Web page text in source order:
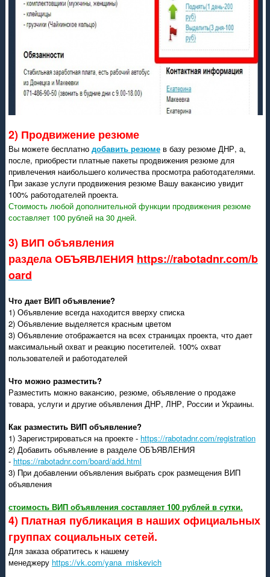
2) Продвижение резюме
Вы можете бесплатно добавить резюмев базу резюме ДНР, а,
после, приобрести платные пакеты продвижения резюме для
привлечения наибольшего количества просмотра работодателями.
При заказе услуги продвижения резюме Вашу вакансию увидит
100% работодателей проекта.
Стоимость любой дополнительной функции продвижения резюме
составляет 100 рублей на 30 дней.
3) ВИП объявления
раздела ОБЪЯВЛЕНИЯ https://rabotadnr.com/b
oard
Что дает ВИП объявление?
1) Объявление всегда находится вверху списка
2) Объявление выделяется красным цветом
3) Объявление отображается на всех страницах проекта, что дает
максимальный охват и реакцию посетителей. 100% охват
пользователей и работодателей
Что можно разместить?
Разместить можно вакансию, резюме, объявление о продаже
товара, услуги и другие объявления ДНР, ЛНР, России и Украины.
Как разместить ВИП объявление?
1) Зарегистрироваться на проекте - https://rabotadnr.com/registration
2) Добавить объявление в разделе ОБЪЯВЛЕНИЯ
- https://rabotadnr.com/board/add.html
3) При добавлении объявления выбрать срок размещения ВИП
объявления
стоимость ВИП объявления составляет 100 рублей в сутки.
4) Платная публикация в наших официальных
группах социальных сетей.
Для заказа обратитесь к нашему
менеджеру https://vk.com/yana_miskevich